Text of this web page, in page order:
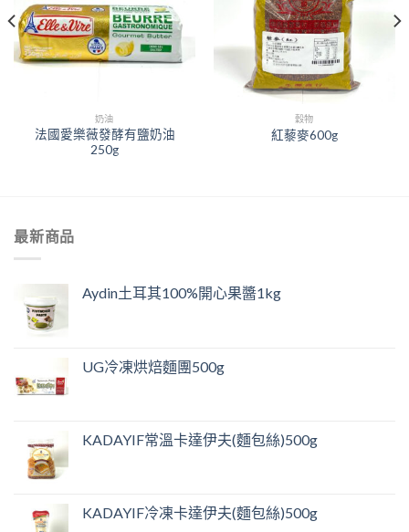
奶油
法國愛樂薇發酵有鹽奶油
250g
穀物
紅藜麥600g
最新商品
Aydin土耳其100%開心果醬1kg
UG冷凍烘焙麵團500g
KADAYIF常溫卡達伊夫(麵包絲)500g
KADAYIF冷凍卡達伊夫(麵包絲)500g